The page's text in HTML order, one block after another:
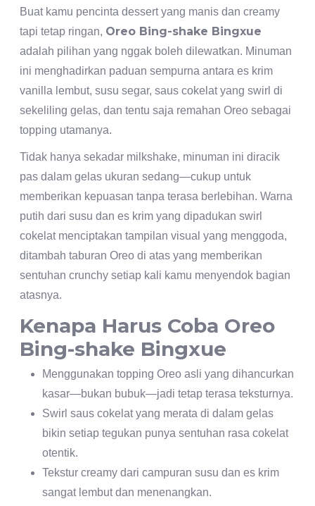
Buat kamu pencinta dessert yang manis dan creamy
tapi tetap ringan, Oreo Bing-shake Bingxue
adalah pilihan yang nggak boleh dilewatkan. Minuman
ini menghadirkan paduan sempurna antara es krim
vanilla lembut, susu segar, saus cokelat yang swirl di
sekeliling gelas, dan tentu saja remahan Oreo sebagai
topping utamanya.
Tidak hanya sekadar milkshake, minuman ini diracik
pas dalam gelas ukuran sedang—cukup untuk
memberikan kepuasan tanpa terasa berlebihan. Warna
putih dari susu dan es krim yang dipadukan swirl
cokelat menciptakan tampilan visual yang menggoda,
ditambah taburan Oreo di atas yang memberikan
sentuhan crunchy setiap kali kamu menyendok bagian
atasnya.
Kenapa Harus Coba Oreo
Bing-shake Bingxue
Menggunakan topping Oreo asli yang dihancurkan
kasar—bukan bubuk—jadi tetap terasa teksturnya.
Swirl saus cokelat yang merata di dalam gelas
bikin setiap tegukan punya sentuhan rasa cokelat
otentik.
Tekstur creamy dari campuran susu dan es krim
sangat lembut dan menenangkan.